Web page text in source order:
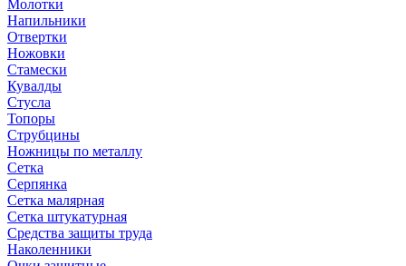
Молотки
Напильники
Отвертки
Ножовки
Стамески
Кувалды
Стусла
Топоры
Струбцины
Ножницы по металлу
Сетка
Серпянка
Сетка малярная
Сетка штукатурная
Средства защиты труда
Наколенники